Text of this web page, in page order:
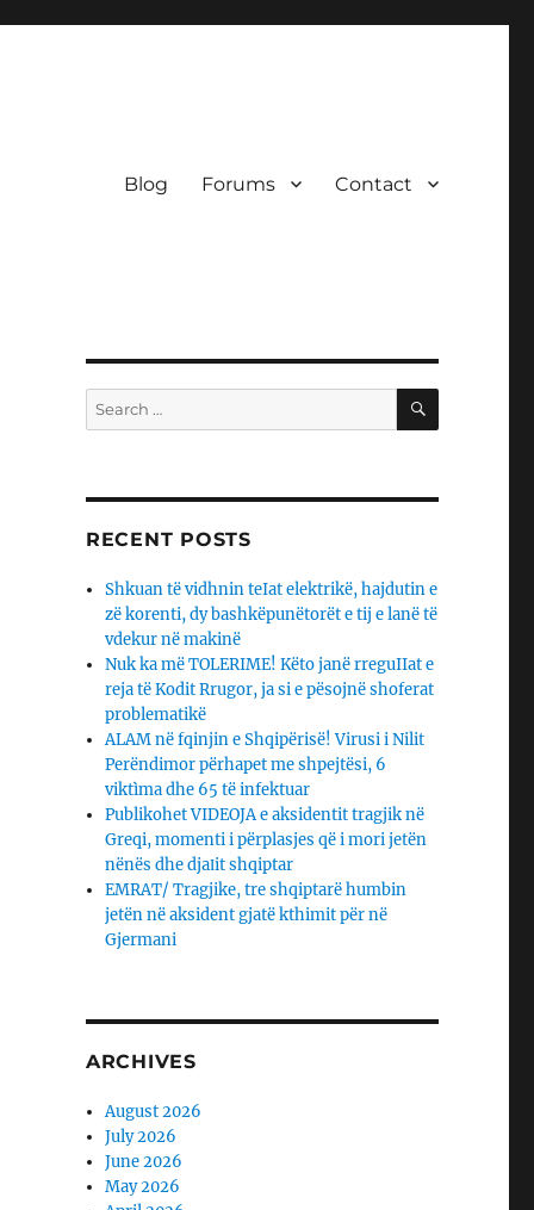
Blog Forums Contact
Search
for:
SEARCH
RECENT POSTS
Shkuan të vidhnin teIat elektrikë, hajdutin e
zë korenti, dy bashkëpunëtorët e tij e lanë të
vdekur në makinë
Nuk ka më TOLERIME! Këto janë rreguIIat e
reja të Kodit Rrugor, ja si e pësojnë shoferat
problematikë
ALAM në fqinjin e Shqipërisë! Virusi i Nilit
Perëndimor përhapet me shpejtësi, 6
viktìma dhe 65 të infektuar
Publikohet VIDEOJA e aksidentit tragjik në
Greqi, momenti i përplasjes që i mori jetën
nënës dhe djaΙit shqiptar
EMRAT/ Tragjike, tre shqiptarë humbin
jetën në aksident gjatë kthimit për në
Gjermani
ARCHIVES
August 2026
July 2026
June 2026
May 2026